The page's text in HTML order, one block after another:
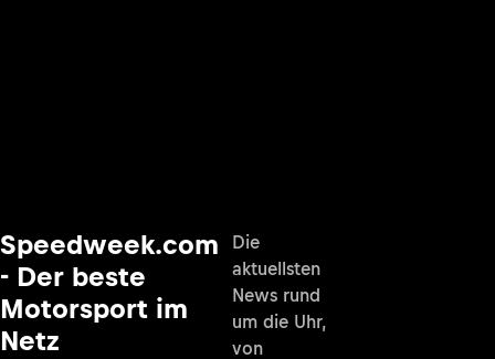
Speedweek.com
- Der beste
Motorsport im
Netz
Die
aktuellsten
News rund
um die Uhr,
von